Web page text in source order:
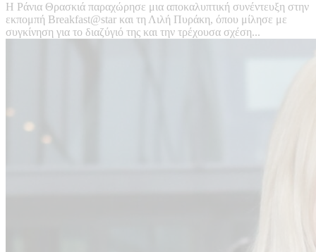
Η Ράνια Θρασκιά παραχώρησε μια αποκαλυπτική συνέντευξη στην
εκπομπή Breakfast@star και τη Λιλή Πυράκη, όπου μίλησε με
συγκίνηση για το διαζύγιό της και την τρέχουσα σχέση...